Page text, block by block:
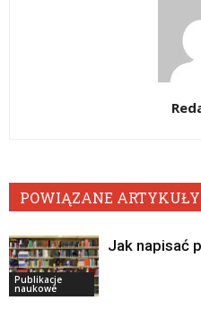
POWIĄZANE ARTYKUŁY
Publikacje
naukowe
Jak napisać